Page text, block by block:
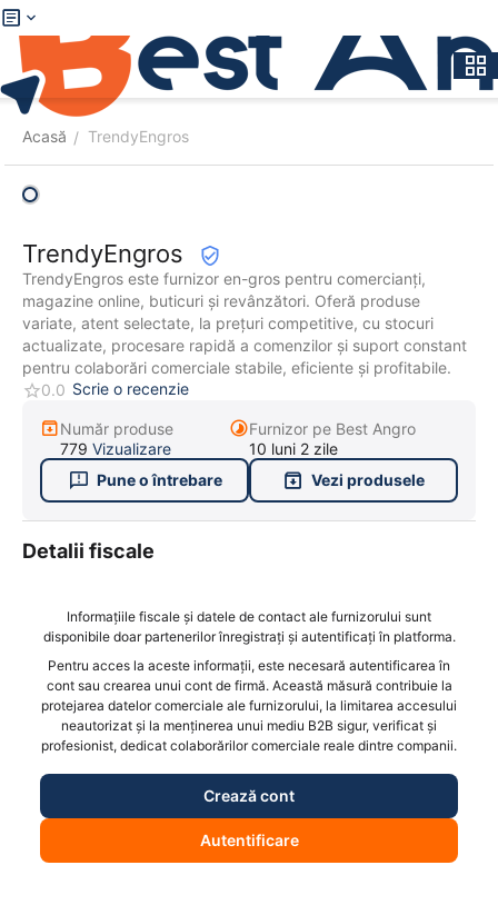
Acasă / TrendyEngros
TrendyEngros
TrendyEngros este furnizor en-gros pentru comercianți,
magazine online, buticuri și revânzători. Oferă produse
variate, atent selectate, la prețuri competitive, cu stocuri
actualizate, procesare rapidă a comenzilor și suport constant
pentru colaborări comerciale stabile, eficiente și profitabile.
0.0 Scrie o recenzie
Număr produse
779 Vizualizare
Furnizor pe Best Angro
10 luni 2 zile
Pune o întrebare
Vezi produsele
Detalii fiscale
Informațiile fiscale și datele de contact ale furnizorului sunt
disponibile doar partenerilor înregistrați și autentificați în platforma.
Pentru acces la aceste informații, este necesară autentificarea în
cont sau crearea unui cont de firmă. Această măsură contribuie la
protejarea datelor comerciale ale furnizorului, la limitarea accesului
neautorizat și la menținerea unui mediu B2B sigur, verificat și
profesionist, dedicat colaborărilor comerciale reale dintre companii.
Crează cont
Autentificare